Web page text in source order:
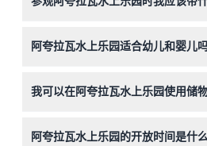
外，不允许携带外来食品和饮料。
阿夸拉瓦水上乐园适合幼儿和婴儿吗
是，12岁以上的儿童需按成人票价
我可以在阿夸拉瓦水上乐园使用储
在门票中。
阿夸拉瓦水上乐园的开放时间是什么